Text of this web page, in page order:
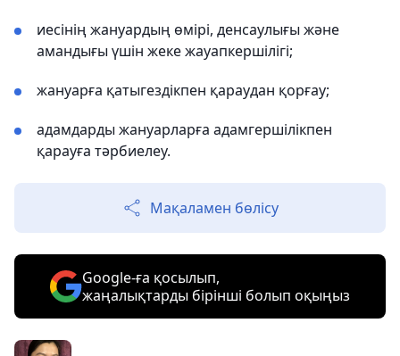
иесінің жануардың өмірі, денсаулығы және
амандығы үшін жеке жауапкершілігі;
жануарға қатыгездікпен қараудан қорғау;
адамдарды жануарларға адамгершілікпен
қарауға тәрбиелеу.
Мақаламен бөлісу
Google-ға қосылып,
жаңалықтарды бірінші болып оқыңыз